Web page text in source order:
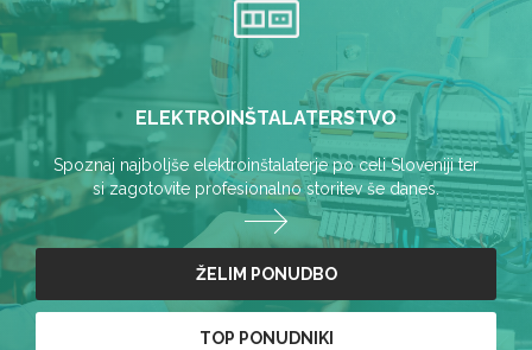
ELEKTROINŠTALATERSTVO
Spoznaj najboljše elektroinštalaterje po celi Sloveniji ter
si zagotovite profesionalno storitev še danes.
ŽELIM PONUDBO
TOP PONUDNIKI